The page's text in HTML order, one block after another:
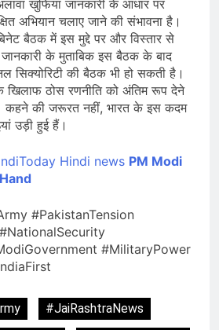
खुफिया जानकारी के आधार पर
अभियान चलाए जाने की संभावना है।
बैठक में इस मुद्दे पर और विस्तार से
जानकारी के मुताबिक इस बैठक के बाद
की बैठक भी हो सकती है।
ठोस रणनीति को अंतिम रूप देने
कहने की जरूरत नहीं, भारत के इस कदम
उड़ी हुई हैं।
Hindi news PM Modi
#PakistanTension
#MilitaryPower
#JaiRashtraNews